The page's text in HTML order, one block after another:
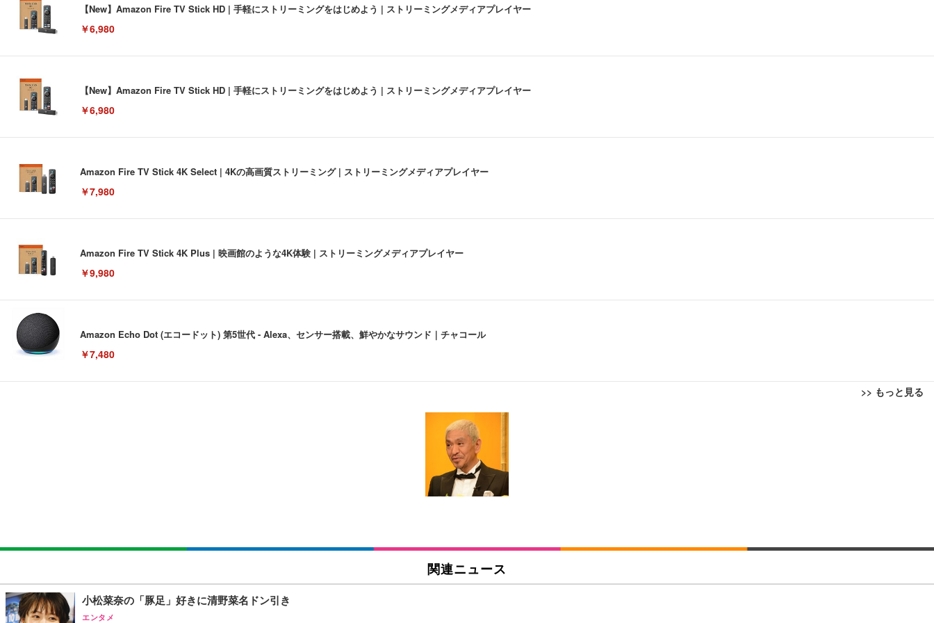
【New】Amazon Fire TV Stick HD | 手軽にストリーミングをはじめよう | ストリーミングメディアプレイヤー
￥6,980
【New】Amazon Fire TV Stick HD | 手軽にストリーミングをはじめよう | ストリーミングメディアプレイヤー
￥6,980
Amazon Fire TV Stick 4K Select | 4Kの高画質ストリーミング | ストリーミングメディアプレイヤー
￥7,980
Amazon Fire TV Stick 4K Plus | 映画館のような4K体験 | ストリーミングメディアプレイヤー
￥9,980
Amazon Echo Dot (エコードット) 第5世代 - Alexa、センサー搭載、鮮やかなサウンド｜チャコール
￥7,480
>> もっと見る
[EdoErgo] オフィスチェア 椅子 テレワーク 疲れない 跳ね上げ式アームレスト コンパクト 約105度ロッキング pc 事務椅子 360度回転 座面昇降 強化ナイロン樹脂ベース 通気性メッシュ 在宅ワーク H-WY01
Sezlife オフィスチェア デスクチェア 疲れない テレワーク チェア 強化バックレスト 30度ロッキング機能 人間工学 椅子 腰サポート 90度跳ね上げ式アームレスト 3Dヘッドレスト ハンガー付き 高反発クッ
ション PCチェア 通気性メッシュ ゲーミング/勉強/事務用 おしゃれ パソコンチェア (ブラック)
EIZO ビジネス向けプレミアムモニター | FlexScan EV3240X-WT | 31.5型4K UHD・USB Type-C・ホワイト
【純正品】27"ゲーミングモニター DualSense 充電フック付き（CFI-ZDM1J）
￥49,979
ネオ・ルーライフ ネオ・オムツ L 中型犬用 26枚入り 単品
￥1,800
関連ニュース
小松菜奈の「豚足」好きに清野菜名ドン引き
エンタメ